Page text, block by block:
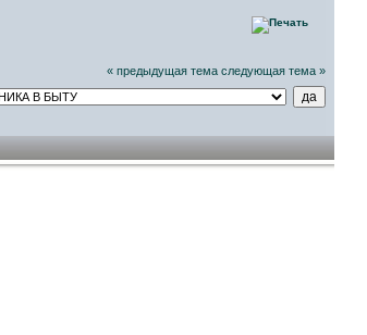
« предыдущая тема следующая тема »